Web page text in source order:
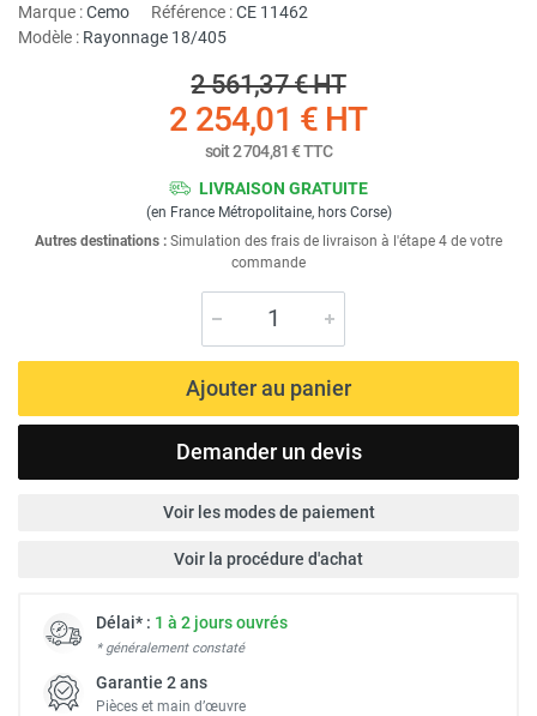
Marque :Cemo Référence :CE 11462
Modèle : Rayonnage 18/405
2 561,37 €HT
2 254,01 € HT
soit2 704,81 €TTC
LIVRAISON GRATUITE
(en France Métropolitaine, hors Corse)
Autres destinations : Simulation des frais de livraison à l'étape 4 de votre
commande
Ajouter au panier
Demander un devis
Voir les modes de paiement
Voir la procédure d'achat
Délai* : 1 à 2 jours ouvrés
* généralement constaté
Garantie 2 ans
Pièces et main d’œuvre